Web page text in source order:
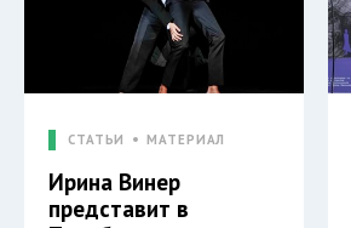
СТАТЬИ МАТЕРИАЛ
Ирина Винер
представит в